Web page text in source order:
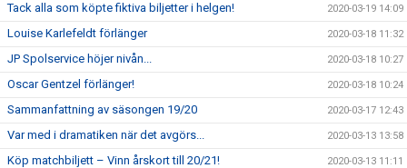
Tack alla som köpte fiktiva biljetter i helgen! 2020-03-19 14:09
Louise Karlefeldt förlänger 2020-03-18 11:32
JP Spolservice höjer nivån... 2020-03-18 10:27
Oscar Gentzel förlänger! 2020-03-18 10:24
Sammanfattning av säsongen 19/20 2020-03-17 12:43
Var med i dramatiken när det avgörs... 2020-03-13 13:58
Köp matchbiljett – Vinn årskort till 20/21! 2020-03-13 11:11